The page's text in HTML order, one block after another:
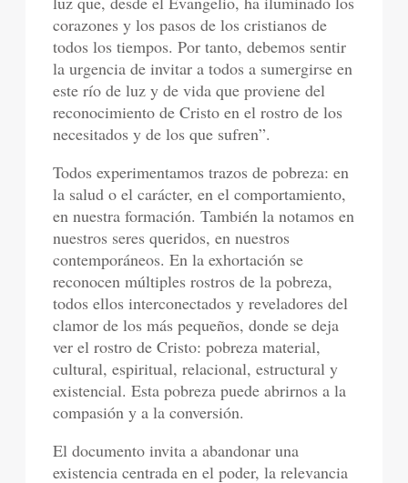
corazones y los pasos de los cristianos de
todos los tiempos. Por tanto, debemos sentir
la urgencia de invitar a todos a sumergirse en
este río de luz y de vida que proviene del
reconocimiento de Cristo en el rostro de los
necesitados y de los que sufren”.
Todos experimentamos trazos de pobreza: en
la salud o el carácter, en el comportamiento,
en nuestra formación. También la notamos en
nuestros seres queridos, en nuestros
contemporáneos. En la exhortación se
reconocen múltiples rostros de la pobreza,
todos ellos interconectados y reveladores del
clamor de los más pequeños, donde se deja
ver el rostro de Cristo: pobreza material,
cultural, espiritual, relacional, estructural y
existencial. Esta pobreza puede abrirnos a la
compasión y a la conversión.
El documento invita a abandonar una
existencia centrada en el poder, la relevancia